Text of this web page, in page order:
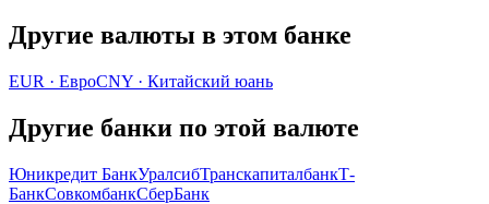
Другие валюты в этом банке
EUR · ЕвроCNY · Китайский юань
Другие банки по этой валюте
Юникредит БанкУралсибТранскапиталбанкТ-
БанкСовкомбанкСберБанк